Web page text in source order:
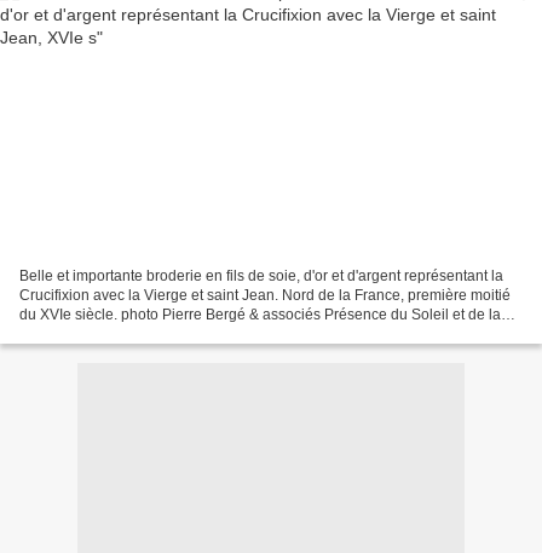
Belle et importante broderie en fils de soie, d'or et d'argent représentant la
Crucifixion avec la Vierge et saint Jean. Nord de la France, première moitié
du XVIe siècle. photo Pierre Bergé & associés Présence du Soleil et de la